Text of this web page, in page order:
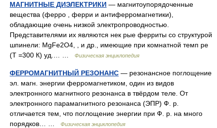
МАГНИТНЫЕ ДИЭЛЕКТРИКИ — магнитоупорядоченные
вещества (ферро , ферри и антиферромагнетики),
обладающие очень низкой электропроводностью.
Представителями их являются нек рые ферриты со структурой
шпинели: MgFe2O4, , и др., имеющие при комнатной темп ре
(T =300 К) уд.… …
Физическая энциклопедия
ФЕРРОМАГНИТНЫЙ РЕЗОНАНС — резонансное поглощение
эл. магн. энергии ферромагнетиком, один из видов
электронного магнитного резонанса в твёрдом теле. От
электронного парамагнитного резонанса (ЭПР) Ф. р.
отличается тем, что поглощение энергии при Ф. р. на много
порядков… …
Физическая энциклопедия